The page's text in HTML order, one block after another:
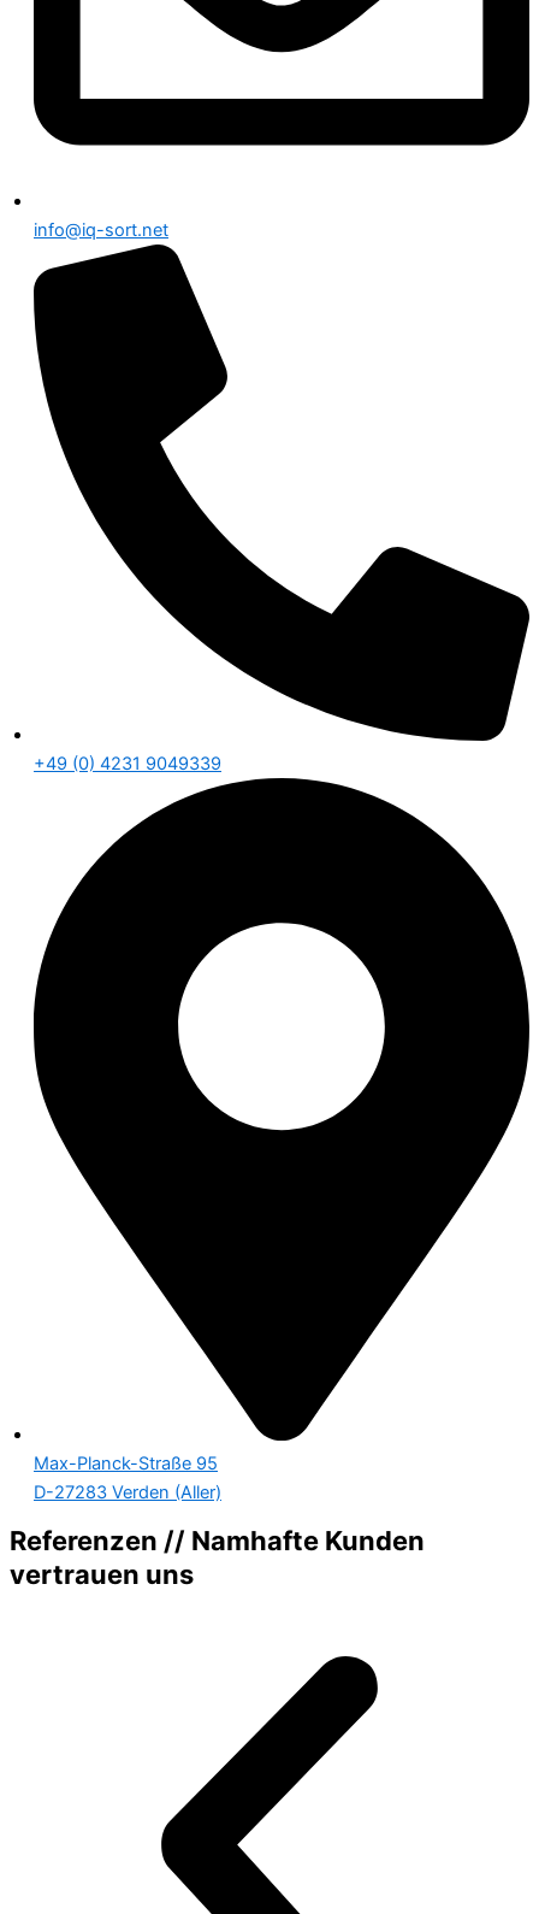
info@iq-sort.net
+49 (0) 4231 9049339
Max-Planck-Straße 95
D-27283 Verden (Aller)
Referenzen // Namhafte Kunden
vertrauen uns